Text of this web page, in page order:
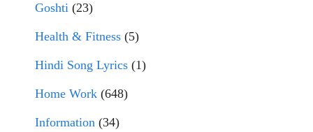
Goshti (23)
Health & Fitness (5)
Hindi Song Lyrics (1)
Home Work (648)
Information (34)